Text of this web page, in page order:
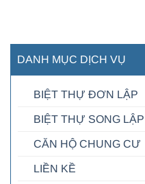
DANH MỤC DỊCH VỤ
BIỆT THỰ ĐƠN LẬP
BIỆT THỰ SONG LẬP
CĂN HỘ CHUNG CƯ
LIỀN KỀ